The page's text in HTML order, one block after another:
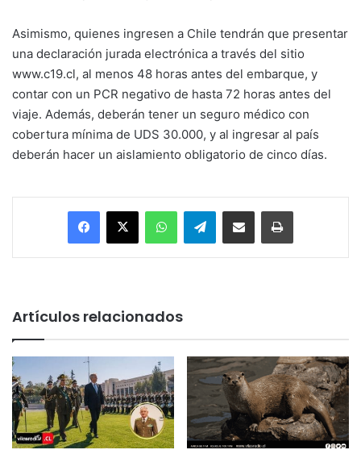
Asimismo, quienes ingresen a Chile tendrán que presentar
una declaración jurada electrónica a través del sitio
www.c19.cl, al menos 48 horas antes del embarque, y
contar con un PCR negativo de hasta 72 horas antes del
viaje. Además, deberán tener un seguro médico con
cobertura mínima de UDS 30.000, y al ingresar al país
deberán hacer un aislamiento obligatorio de cinco días.
Facebook
X WhatsAppTelegramEnviar vía email Imprimir
Artículos relacionados